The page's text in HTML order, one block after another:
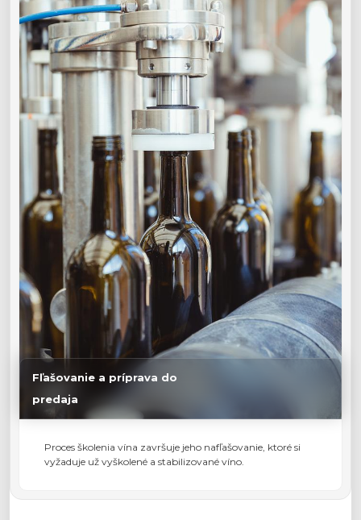
Fľašovanie a príprava do
predaja
Proces školenia vína završuje jeho nafľašovanie, ktoré si
vyžaduje už vyškolené a stabilizované víno.